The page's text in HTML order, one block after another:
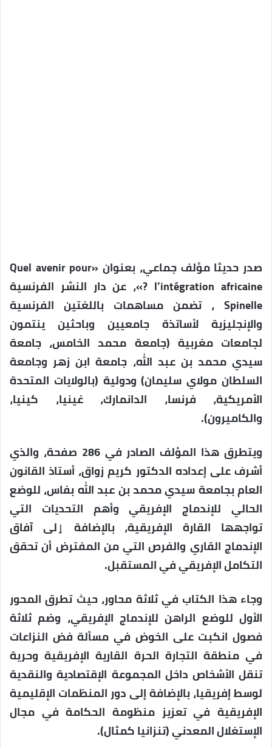
صدر حديثا مؤلف جماعي، بعنوان «Quel avenir pour
l’intégration africaine ?»، عن دار النشر الفرنسية
Spinelle ، تضمن مساهمات باللغتين الفرنسية
والإنجليزية لأساتذة جامعيين وباحثين ينتمون
لجامعات مغربية (جامعة محمد الخامس، جامعة
سيدي محمد بن عبد الله، جامعة ابن زهر وجامعة
السلطان مولاي سليمان) ودولية (بالولايات المتحدة
الأمريكية، فرنسا، الدانمارك، غينيا، كينيا،
والكاميرون).
ويتطرق هذا المؤلف الصادر في 286 صفحة، والذي
أشرف على إعداده الدكتور كريم زواق، أستاذ القانون
العام بجامعة سيدي محمد بن عبد الله بفاس، للوضع
الحالي للإندماج الإفريقي وأهم التحديات التي
تواجهها القارة الإفريقية، بالإضافة ٳلى آفاق
الإندماج القاري والفرص التي من المفترض أن تحقق
التكامل الإفريقي في المستقبل.
وجاء هذا الكتاب في ثلاثة محاور، حيث تطرق المحور
الأول للوضع الراهن للإندماج الإفريقي، وضم ثلاثة
فصول انكبت على الخوض في مسألة فض النزاعات
في منطقة التجارة الحرة القارية الإفريقية وحرية
تنقل الأشخاص داخل المجموعة الإقتصادية والنقدية
لوسط إفريقيا، بالإضافة إلى دور المنظمات الإقليمية
الإفريقية في تعزيز منظومة الحكامة في مجال
الإستغلال المعدني (تنزانيا كمثال).